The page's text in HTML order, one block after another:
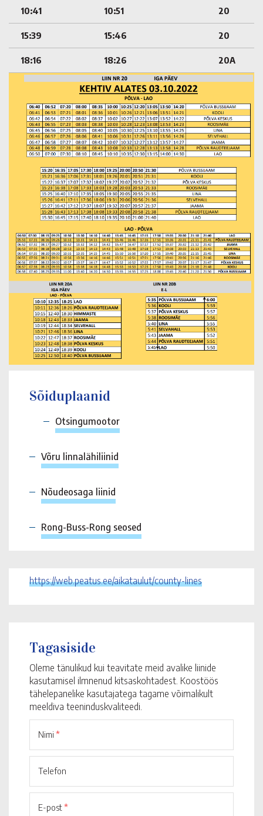
10:41 10:51 20
15:39 15:46 20
18:16 18:26 20A
Sõiduplaanid
Otsingumootor
Võru linnalähiliinid
Nõudeosaga liinid
Rong-Buss-Rong seosed
https://web.peatus.ee/aikataulut/county-lines
Tagasiside
Oleme tänulikud kui teavitate meid avalike liinide
kasutamisel ilmnenud kitsaskohtadest. Koostöös
tähelepanelike kasutajatega tagame võimalikult
meeldiva teeninduskvaliteedi.
Nimi *
Telefon
E-post*